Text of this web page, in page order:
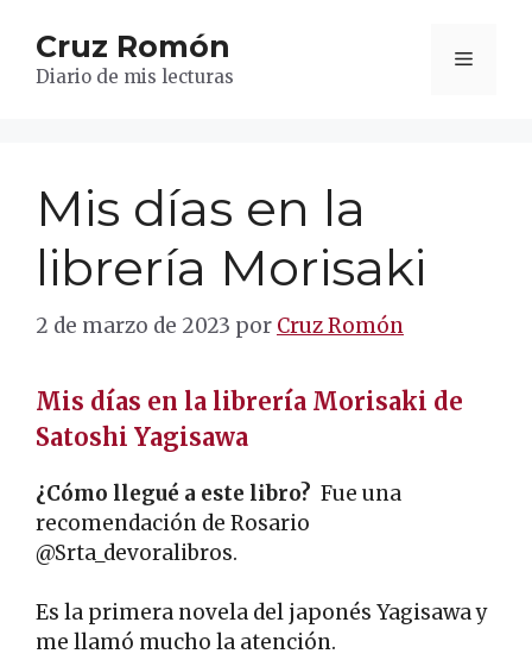
contenido
Cruz Romón
Diario de mis lecturas
Menú
Mis días en la
librería Morisaki
2 de marzo de 2023 por Cruz Romón
Mis días en la librería Morisaki de
Satoshi Yagisawa
¿Cómo llegué a este libro? Fue una
recomendación de Rosario
@Srta_devoralibros.
Es la primera novela del japonés Yagisawa y
me llamó mucho la atención.